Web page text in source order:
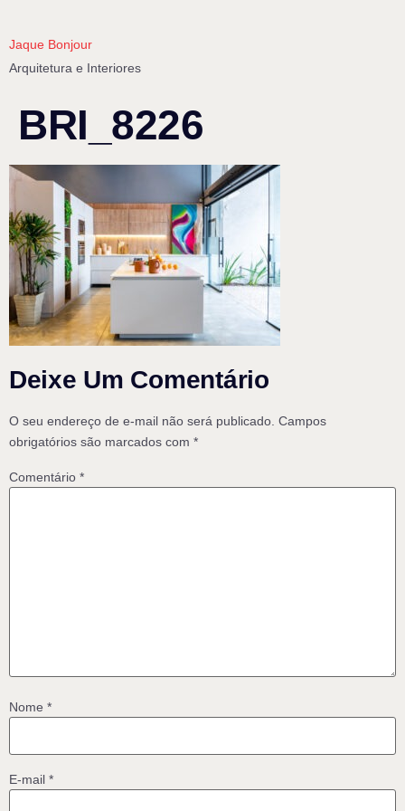
Jaque Bonjour
Arquitetura e Interiores
BRI_8226
Deixe Um Comentário
O seu endereço de e-mail não será publicado. Campos
obrigatórios são marcados com *
Comentário *
Nome *
E-mail *